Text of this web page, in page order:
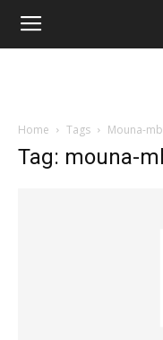
Home Tags Mouna-
Tag: mouna-